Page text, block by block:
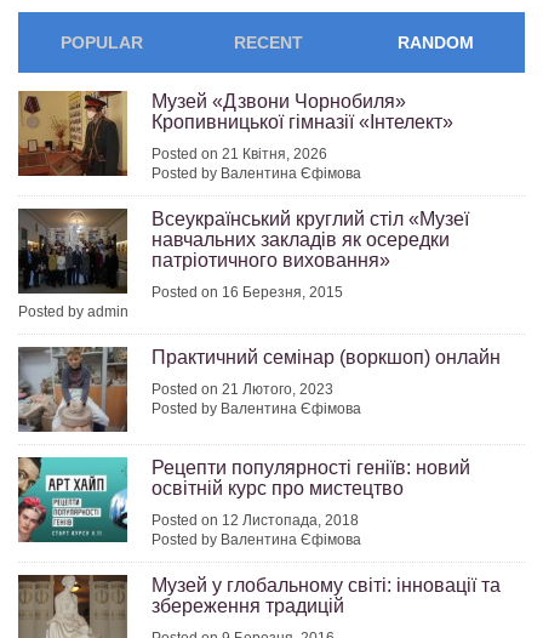
POPULAR RECENT RANDOM
Музей «Дзвони Чорнобиля»
Кропивницької гімназії «Інтелект»
Posted on 21 Квітня, 2026
Posted by Валентина Єфімова
Всеукраїнський круглий стіл «Музеї
навчальних закладів як осередки
патріотичного виховання»
Posted on 16 Березня, 2015
Posted by admin
Практичний семінар (воркшоп) онлайн
Posted on 21 Лютого, 2023
Posted by Валентина Єфімова
Рецепти популярності геніїв: новий
освітній курс про мистецтво
Posted on 12 Листопада, 2018
Posted by Валентина Єфімова
Музей у глобальному світі: інновації та
збереження традицій